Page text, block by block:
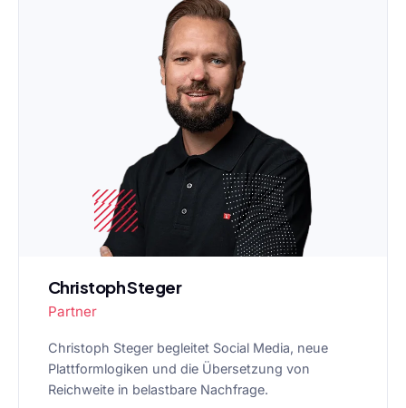
Christoph Steger
Partner
Christoph Steger begleitet Social Media, neue
Plattformlogiken und die Übersetzung von
Reichweite in belastbare Nachfrage.